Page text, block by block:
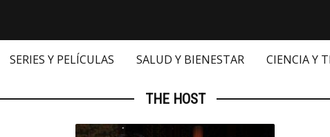
SERIES Y PELÍCULAS SALUD Y BIENESTAR CIENCIA Y
THE HOST